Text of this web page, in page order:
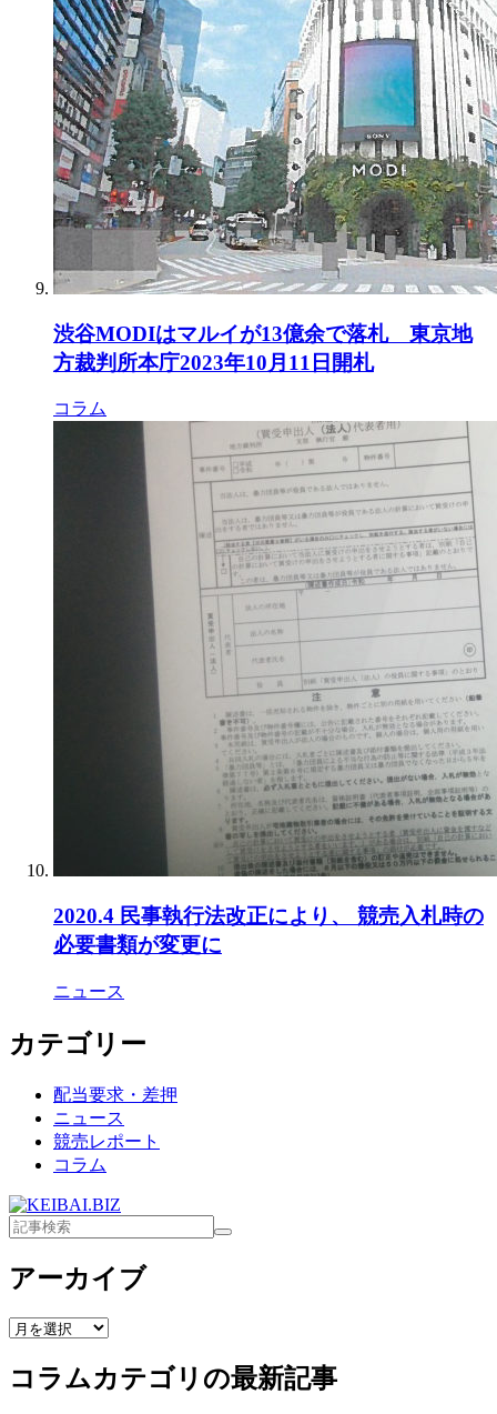
渋谷MODIはマルイが13億余で落札 東京地
方裁判所本庁2023年10月11日開札
コラム
2020.4 民事執行法改正により、 競売入札時の
必要書類が変更に
ニュース
カテゴリー
配当要求・差押
ニュース
競売レポート
コラム
アーカイブ
ア
カ
コラムカテゴリの最新記事